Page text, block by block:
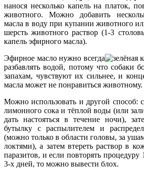
нанося несколько капель на платок,
животного. Можно добавить
масла в воду при купании животного
шерсть животного раствор (1-3
капель эфирного масла).
Эфирное масло нужно всегда
разбавлять водой, потому что собаки
запахам, чувствуют их сильнее, и
масла может не понравиться животному.
Можно использовать и другой способ:
лимонного сока и тёплой воды (или
дать настояться в течение ночи),
бутылку с распылителем и
(можно только в области головы, за
локтями), а затем втереть раствор в
паразитов, и если повторять процедуру
3-х дней, то можно вывести блох.